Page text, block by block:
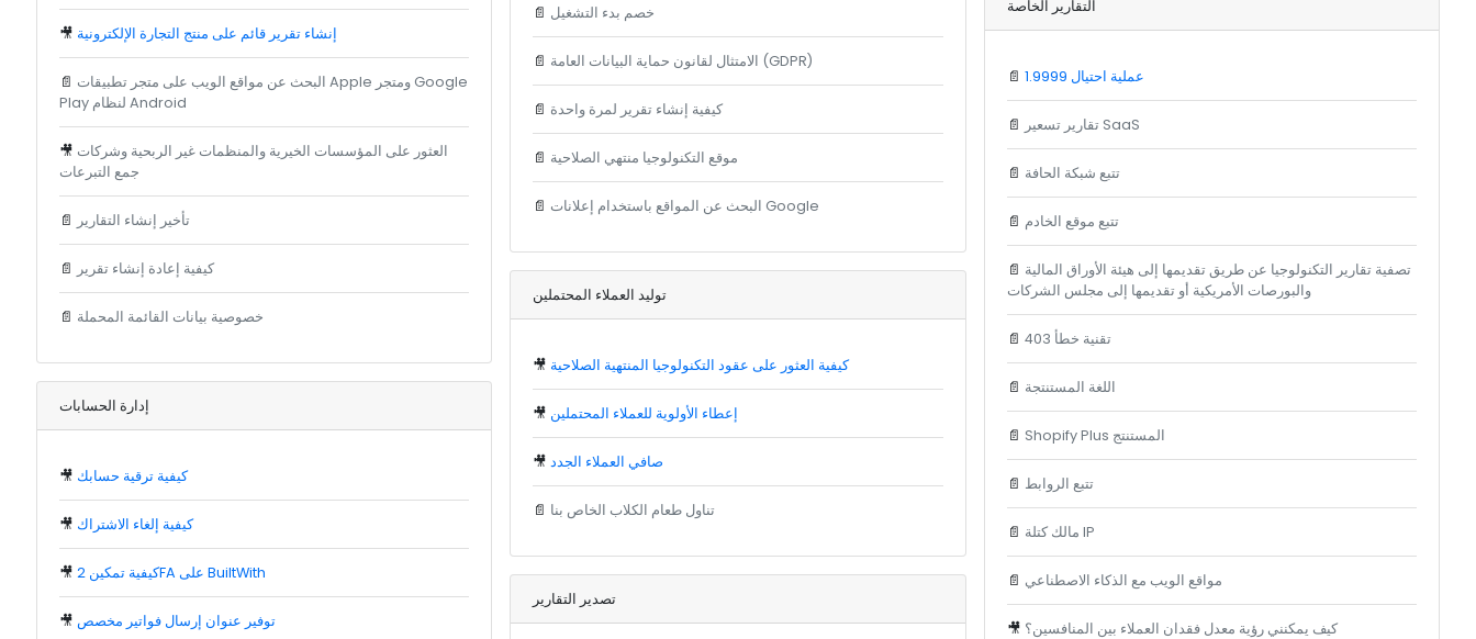
🎥 إنشاء تقرير قائم على منتج التجارة الإلكترونية
📄 البحث عن مواقع الويب على متجر تطبيقات Apple ومتجر Google
Play لنظام Android
🎥 العثور على المؤسسات الخيرية والمنظمات غير الربحية وشركات
جمع التبرعات
📄 تأخير إنشاء التقارير
📄 كيفية إعادة إنشاء تقرير
📄 خصوصية بيانات القائمة المحملة
إدارة الحسابات
🎥 كيفية ترقية حسابك
🎥 كيفية إلغاء الاشتراك
🎥 كيفية تمكين 2FA على BuiltWith
🎥 توفير عنوان إرسال فواتير مخصص
📄 خصم بدء التشغيل
📄 الامتثال لقانون حماية البيانات العامة (GDPR)
📄 كيفية إنشاء تقرير لمرة واحدة
📄 موقع التكنولوجيا منتهي الصلاحية
📄 البحث عن المواقع باستخدام إعلانات Google
توليد العملاء المحتملين
🎥 كيفية العثور على عقود التكنولوجيا المنتهية الصلاحية
🎥 إعطاء الأولوية للعملاء المحتملين
🎥صافي العملاء الجدد
📄 تناول طعام الكلاب الخاص بنا
تصدير التقارير
التقارير الخاصة
📄 1.9999 عملية احتيال
📄 تقارير تسعير SaaS
📄 تتبع شبكة الحافة
📄 تتبع موقع الخادم
📄 تصفية تقارير التكنولوجيا عن طريق تقديمها إلى هيئة الأوراق المالية
والبورصات الأمريكية أو تقديمها إلى مجلس الشركات
📄 تقنية خطأ 403
📄 اللغة المستنتجة
📄 Shopify Plus المستنتج
📄 تتبع الروابط
📄 مالك كتلة IP
📄 مواقع الويب مع الذكاء الاصطناعي
🎥 كيف يمكنني رؤية معدل فقدان العملاء بين المنافسين؟